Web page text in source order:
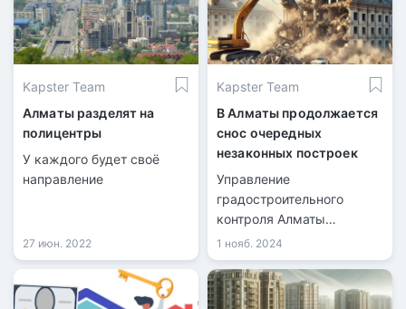
Kapster Team
Алматы разделят на
полицентры
У каждого будет своё
направление
27 июн. 2022
Kapster Team
В Алматы продолжается
снос очередных
незаконных построек
Управление
градостроительного
контроля Алматы
продолжает снос
незаконных построек,
возведённых с
нарушениями. Очередная
1 нояб. 2024